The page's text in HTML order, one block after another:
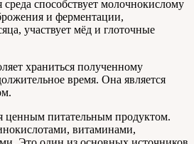
среда способствует молочнокислому
и ферментации,
участвует мёд и глоточные
храниться полученному
время. Она является
ценным питательным продуктом.
витаминами,